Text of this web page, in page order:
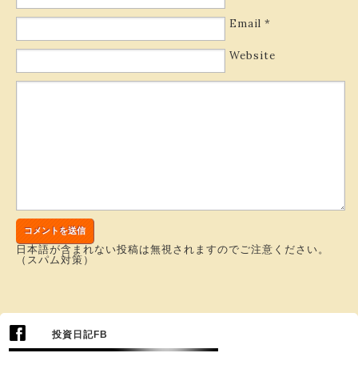
Email *
Website
日本語が含まれない投稿は無視されますのでご注意ください。
（スパム対策）
投資日記FB